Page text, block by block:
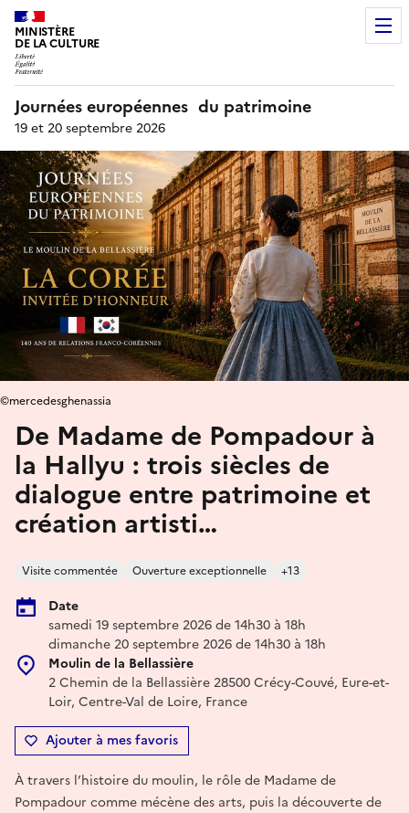
MINISTÈRE
DE LA CULTURE
Journées européennes du patrimoine
19 et 20 septembre 2026
De Madame de Pompadour à
la Hallyu : trois siècles de
dialogue entre patrimoine et
création artisti…
Visite commentée Ouverture exceptionnelle +13
Date
samedi 19 septembre 2026 de 14h30 à 18h
dimanche 20 septembre 2026 de 14h30 à 18h
Moulin de la Bellassière
2 Chemin de la Bellassière 28500 Crécy-Couvé, Eure-et-
Loir, Centre-Val de Loire, France
Ajouter à mes favoris
©mercedesghenassia
À travers l’histoire du moulin, le rôle de Madame de
Pompadour comme mécène des arts, puis la découverte de